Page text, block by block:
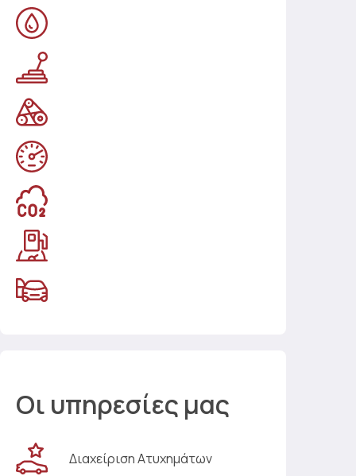
Οι υπηρεσίες μας
Διαχείριση Ατυχημάτων